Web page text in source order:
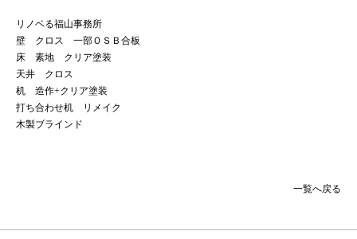
リノベる福山事務所
壁 クロス 一部ＯＳＢ合板
床 素地 クリア塗装
天井 クロス
机 造作+クリア塗装
打ち合わせ机 リメイク
木製ブラインド
一覧へ戻る